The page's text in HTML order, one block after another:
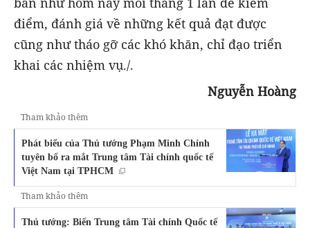
điểm, đánh giá về những kết quả đạt được
cũng như tháo gỡ các khó khăn, chỉ đạo triển
khai các nhiệm vụ./.
Nguyễn Hoàng
Tham khảo thêm
Phát biểu của Thủ tướng Phạm Minh Chính
tuyên bố ra mắt Trung tâm Tài chính quốc tế
Việt Nam tại TPHCM
Tham khảo thêm
Thủ tướng: Biến Trung tâm Tài chính Quốc tế